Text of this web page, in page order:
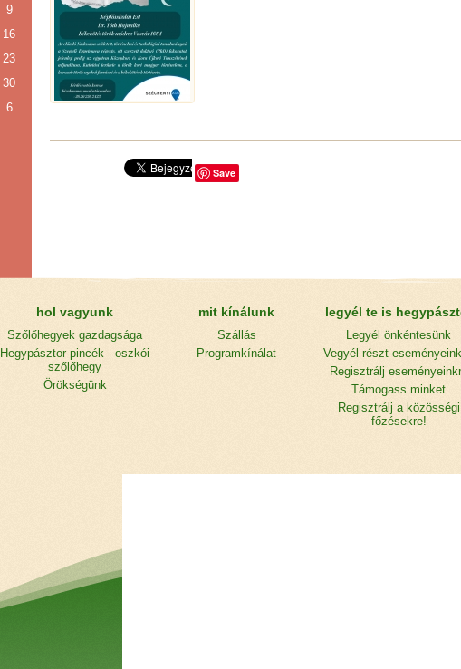
9
16
23
30
6
Save
hol vagyunk
Szőlőhegyek gazdagsága
Hegypásztor pincék - oszkói
szőlőhegy
Örökségünk
mit kínálunk
Szállás
Programkínálat
legyél te is
Legyél önkéntesünk
Vegyél részt
Regisztrálj
Támogass minket
Regisztrálj a közösségi
főzésekre!